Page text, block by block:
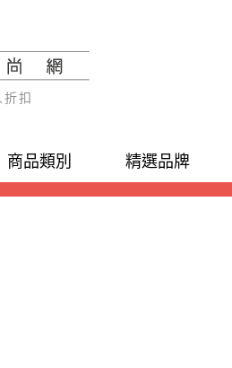
扣
商品類別 精選品牌